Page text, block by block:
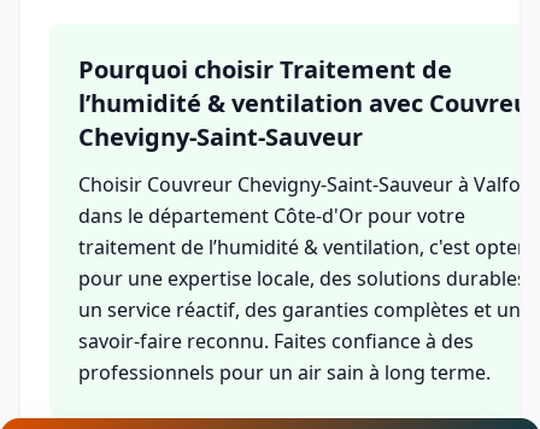
Pourquoi choisir Traitement de
l’humidité & ventilation avec Couvreur
Chevigny-Saint-Sauveur
Choisir Couvreur Chevigny-Saint-Sauveur à
dans le département Côte-d'Or pour votre
traitement de l’humidité & ventilation, c'est opter
pour une expertise locale, des solutions durables,
un service réactif, des garanties complètes et un
savoir-faire reconnu. Faites confiance à des
professionnels pour un air sain à long terme.